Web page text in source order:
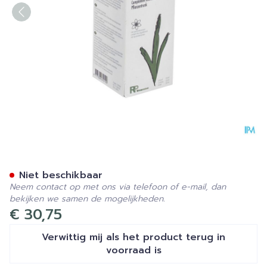
€ 30,75
Verwittig mij als het product terug in
voorraad is
Niet beschikbaar
Neem contact op met ons via telefoon of e-mail, dan
bekijken we samen de mogelijkheden.